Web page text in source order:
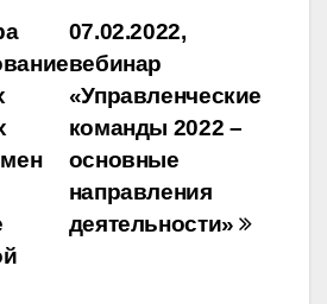
07.02.2022,
вебинар
«Управленческие
команды 2022 –
основные
направления
деятельности»